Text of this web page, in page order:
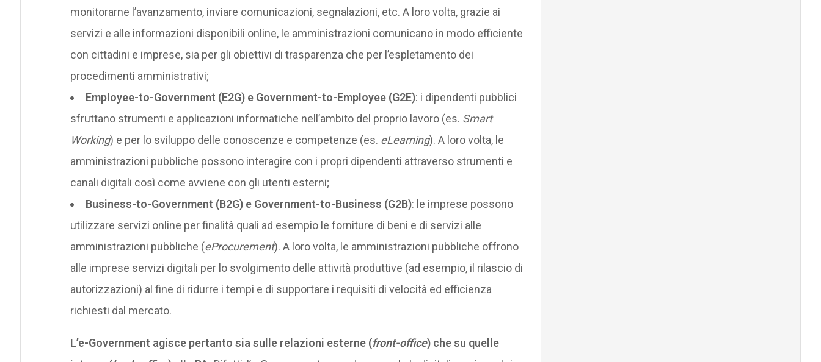
monitorarne l’avanzamento, inviare comunicazioni, segnalazioni, etc. A loro volta, grazie ai
servizi e alle informazioni disponibili online, le amministrazioni comunicano in modo efficiente
con cittadini e imprese, sia per gli obiettivi di trasparenza che per l’espletamento dei
procedimenti amministrativi;
Employee-to-Government (E2G) e Government-to-Employee (G2E): i dipendenti pubblici
sfruttano strumenti e applicazioni informatiche nell’ambito del proprio lavoro (es. Smart
Working) e per lo sviluppo delle conoscenze e competenze (es. eLearning). A loro volta, le
amministrazioni pubbliche possono interagire con i propri dipendenti attraverso strumenti e
canali digitali così come avviene con gli utenti esterni;
Business-to-Government (B2G) e Government-to-Business (G2B): le imprese possono
utilizzare servizi online per finalità quali ad esempio le forniture di beni e di servizi alle
amministrazioni pubbliche (eProcurement). A loro volta, le amministrazioni pubbliche offrono
alle imprese servizi digitali per lo svolgimento delle attività produttive (ad esempio, il rilascio di
autorizzazioni) al fine di ridurre i tempi e di supportare i requisiti di velocità ed efficienza
richiesti dal mercato.
L’e-Government agisce pertanto sia sulle relazioni esterne (front-office) che su quelle